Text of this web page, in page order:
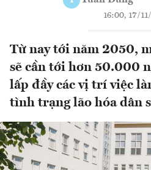
16:00, 17/
Từ nay tới năm 2050,
sẽ cần tới hơn 50.000
lấp đầy các vị trí việc
tình trạng lão hóa dân